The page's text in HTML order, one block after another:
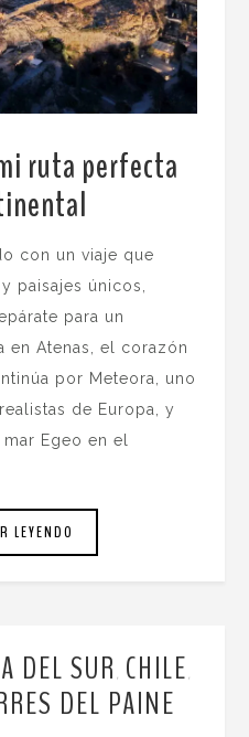
ruta perfecta
con un viaje que
paisajes únicos,
para un
en Atenas, el corazón
por Meteora, uno
de Europa, y
Egeo en el
LEYENDO
DEL SUR CHILE
DEL PAINE